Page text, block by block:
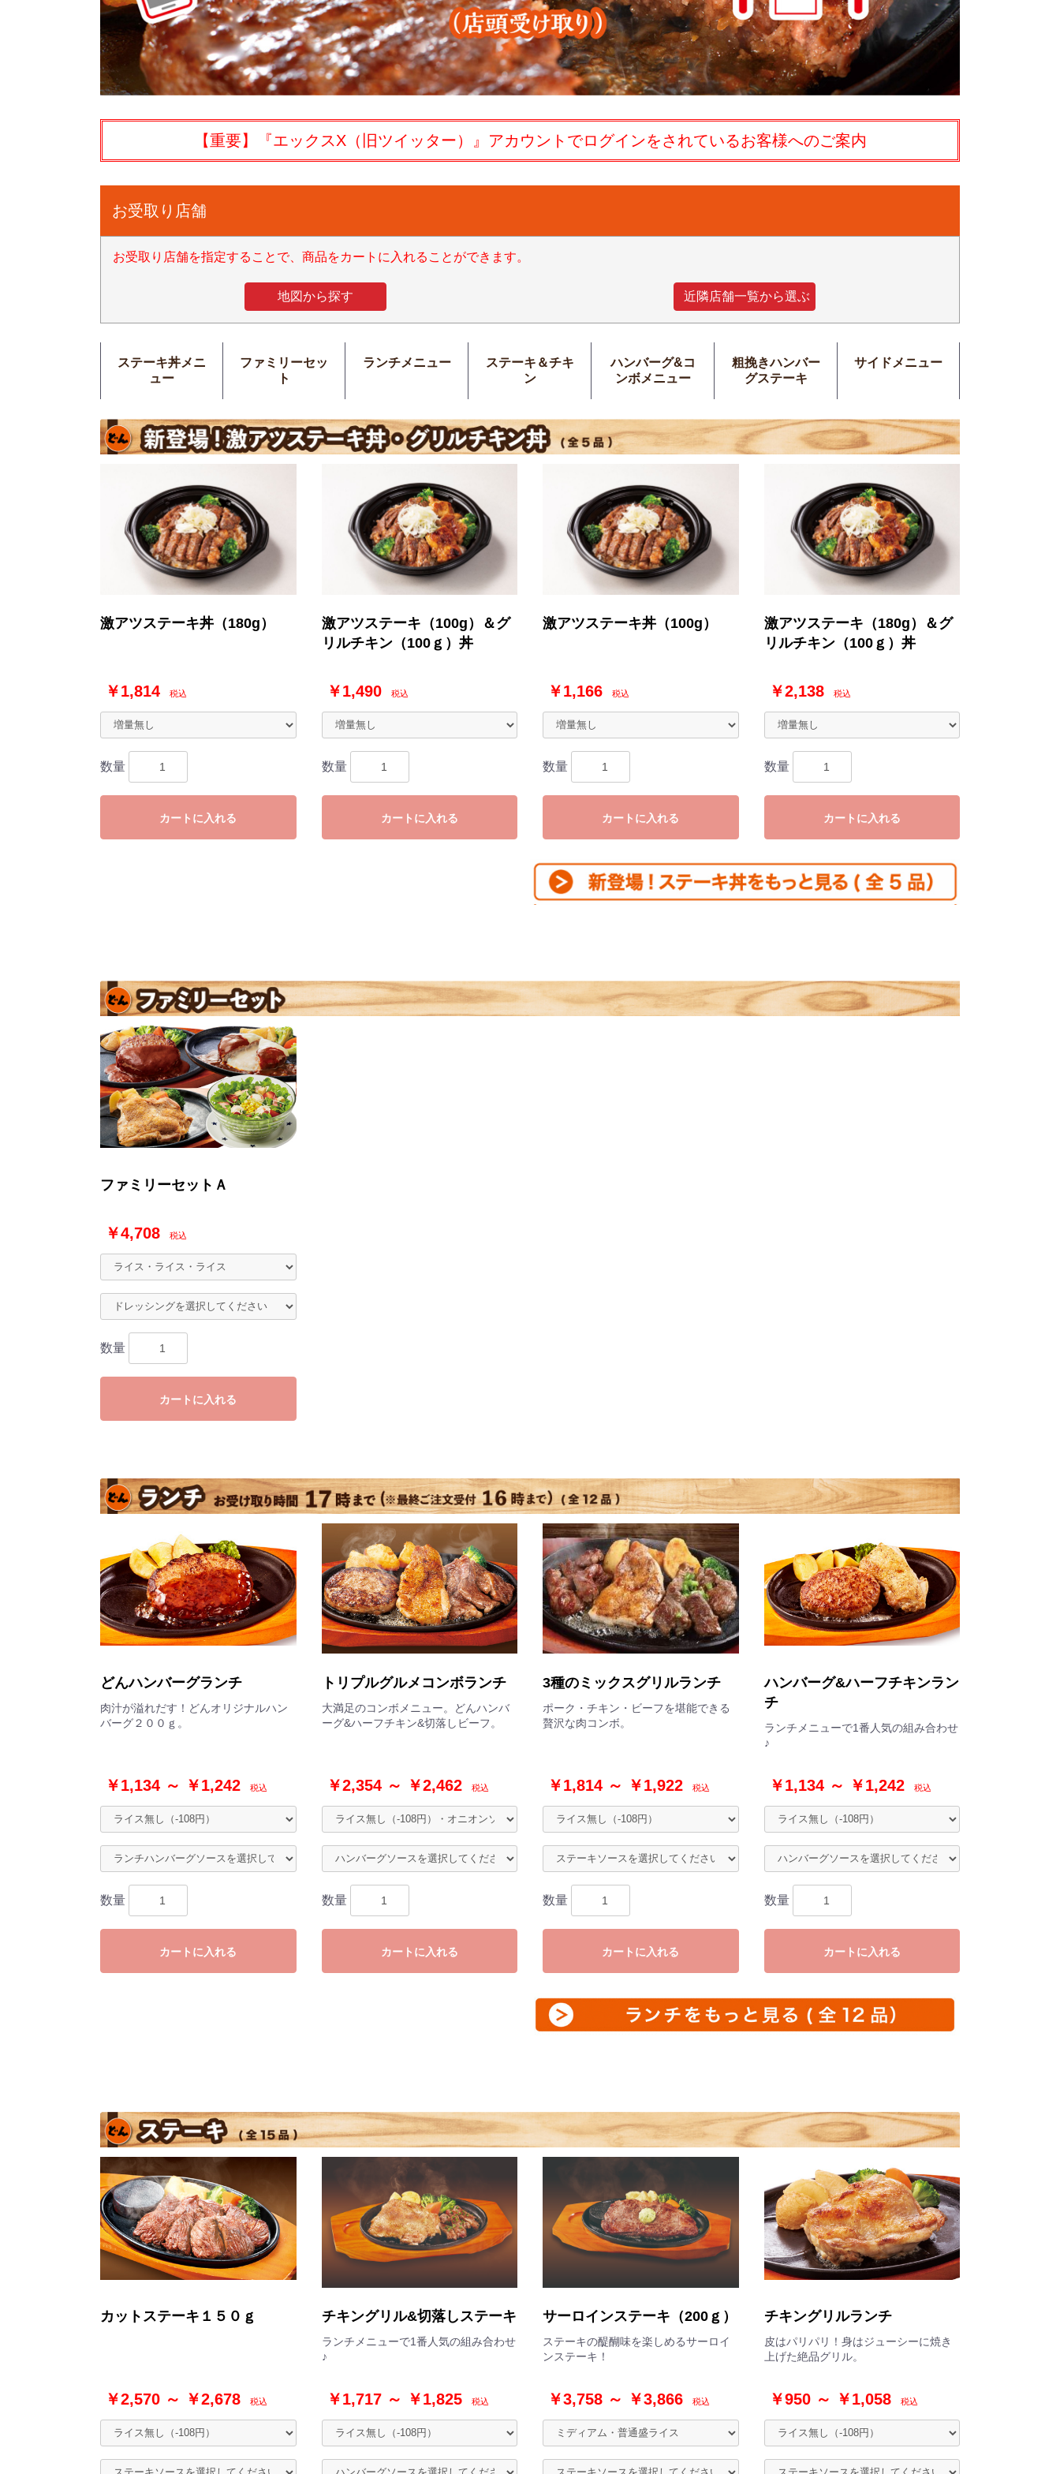
【重要】『エックスX（旧ツイッター）』アカウントでログインをされているお客様へのご案内
お受取り店舗
お受取り店舗を指定することで、商品をカートに入れることができます。
地図から探す 近隣店舗一覧から選ぶ
ステーキ丼メニ
ュー
ファミリーセッ
ト
ランチメニュー
ステーキ＆チキ
ン
ハンバーグ&コ
ンボメニュー
粗挽きハンバー
グステーキ
サイドメニュー
激アツステーキ丼（180g）
￥1,814 税込
数量
カートに入れる
激アツステーキ（100g）＆グ
リルチキン（100ｇ）丼
￥1,490 税込
数量
カートに入れる
激アツステーキ丼（100g）
￥1,166 税込
数量
カートに入れる
激アツステーキ（180g）＆グ
リルチキン（100ｇ）丼
￥2,138 税込
数量
カートに入れる
ファミリーセットＡ
￥4,708 税込
数量
カートに入れる
どんハンバーグランチ
肉汁が溢れだす！どんオリジナルハン
バーグ２００ｇ。
￥1,134 ～ ￥1,242 税込
数量
カートに入れる
トリプルグルメコンボランチ
大満足のコンボメニュー。どんハンバ
ーグ&ハーフチキン&切落しビーフ。
￥2,354 ～ ￥2,462 税込
数量
カートに入れる
3種のミックスグリルランチ
ポーク・チキン・ビーフを堪能できる
贅沢な肉コンボ。
￥1,814 ～ ￥1,922 税込
数量
カートに入れる
ハンバーグ&ハーフチキンラン
チ
ランチメニューで1番人気の組み合わせ
♪
￥1,134 ～ ￥1,242 税込
数量
カートに入れる
カットステーキ１５０ｇ
￥2,570 ～ ￥2,678 税込
チキングリル&切落しステーキ
ランチメニューで1番人気の組み合わせ
♪
￥1,717 ～ ￥1,825 税込
サーロインステーキ（200ｇ）
ステーキの醍醐味を楽しめるサーロイ
ンステーキ！
￥3,758 ～ ￥3,866 税込
チキングリルランチ
皮はパリパリ！身はジューシーに焼き
上げた絶品グリル。
￥950 ～ ￥1,058 税込